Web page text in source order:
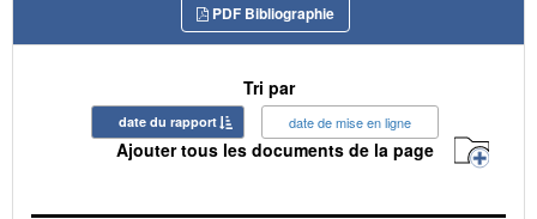
PDF Bibliographie
Tri par
date du rapport date de mise en ligne
Ajouter tous les documents de la page